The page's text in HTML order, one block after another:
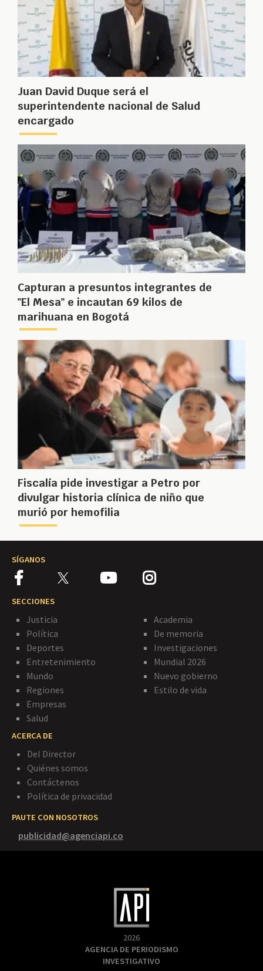
Juan David Duque será el
superintendente nacional de Salud
encargado
Capturan a presuntos integrantes de
"El Mesa" e incautan 69 kilos de
marihuana en Bogotá
Fiscalía pide investigar a Petro por
divulgar historia clínica de niño que
murió por hemofilia
SÍGANOS
SECCIONES
Justicia
Política
Deportes
Entretenimiento
Mundo
Regiones
Empresas
Salud
Academia
De memoria
Investigaciones
Mundial 2026
Nuevo gobierno
Estilo de vida
ACERCA DE
Del Director
Quiénes somos
Contáctenos
Política de privacidad
PAUTE CON NOSOTROS
publicidad@agenciapi.co
2026
AGENCIA DE PERIODISMO
INVESTIGATIVO